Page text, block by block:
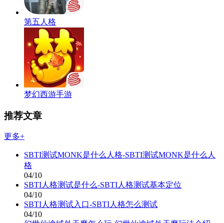
第五人格
梦幻西游手游
推荐文章
更多+
SBTI测试MONK是什么人格-SBTI测试MONK是什么人
格
04/10
SBTI人格测试是什么-SBTI人格测试基本定位
04/10
SBTI人格测试入口-SBTI人格怎么测试
04/10